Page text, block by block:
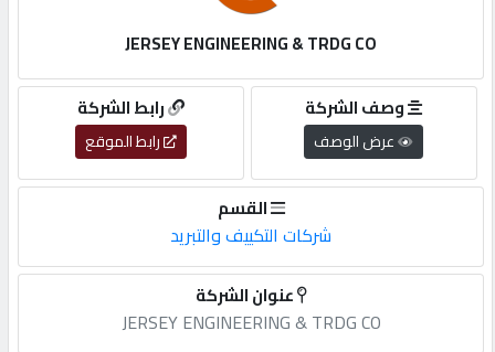
التسجيل
English
أضف
JERSEY ENGINEERING & TRDG CO
رابط الشركة
رابط الموقع
وصف الشركة
عرض الوصف
القسم
شركات التكييف والتبريد
عنوان الشركة
JERSEY ENGINEERING & TRDG CO